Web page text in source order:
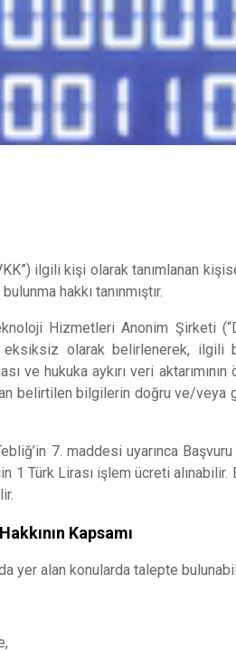
Blog
ilgili kişi olarak tanımlanan
hakkı tanınmıştır.
Hizmetleri Anonim Şirketi
eksiksiz olarak belirlenerek,
ve hukuka aykırı veri
belirtilen bilgilerin doğru ve/
7. maddesi uyarınca
1 Türk Lirası işlem ücreti
Kapsamı
yer alan konularda talepte